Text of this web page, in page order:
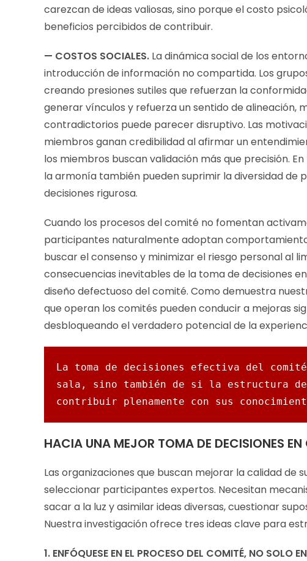
carezcan de ideas valiosas, sino porque el costo
beneficios percibidos de contribuir.
— COSTOS SOCIALES. La dinámica social de los
introducción de información no compartida. Los
creando presiones sutiles que refuerzan la
generar vínculos y refuerza un sentido de alineación,
contradictorios puede parecer disruptivo. Las
miembros ganan credibilidad al afirmar un
los miembros buscan validación más que precisión.
la armonía también pueden suprimir la diversidad de
decisiones rigurosa.
Cuando los procesos del comité no fomentan
participantes naturalmente adoptan
buscar el consenso y minimizar el riesgo personal al
consecuencias inevitables de la toma de decisiones
diseño defectuoso del comité. Como demuestra
que operan los comités pueden conducir a mejoras
desbloqueando el verdadero potencial de la
La toma de decisiones efectiva del
sala, sino también de si la estructura
contribuir plenamente con sus
HACIA UNA MEJOR TOMA DE DECISIONES EN
Las organizaciones que buscan mejorar la calidad de
seleccionar participantes expertos. Necesitan
sacar a la luz y asimilar ideas diversas, cuestionar
Nuestra investigación ofrece tres ideas clave para
1. ENFÓQUESE EN EL PROCESO DEL COMITÉ, NO SOLO